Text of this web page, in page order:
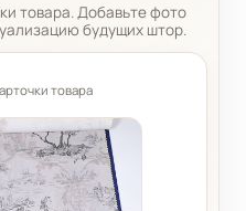
товара. Добавьте фото
будущих штор.
товара